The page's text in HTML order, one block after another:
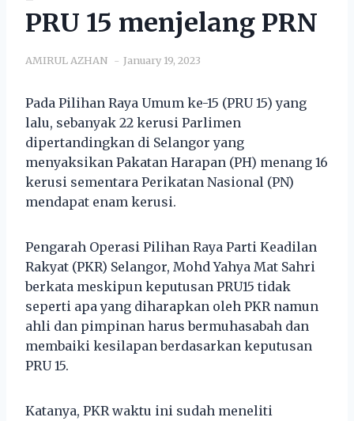
PRU 15 menjelang PRN
AMIRUL AZHAN January 19, 2023
Pada Pilihan Raya Umum ke-15 (PRU 15) yang
lalu, sebanyak 22 kerusi Parlimen
dipertandingkan di Selangor yang
menyaksikan Pakatan Harapan (PH) menang 16
kerusi sementara Perikatan Nasional (PN)
mendapat enam kerusi.
Pengarah Operasi Pilihan Raya Parti Keadilan
Rakyat (PKR) Selangor, Mohd Yahya Mat Sahri
berkata meskipun keputusan PRU15 tidak
seperti apa yang diharapkan oleh PKR namun
ahli dan pimpinan harus bermuhasabah dan
membaiki kesilapan berdasarkan keputusan
PRU 15.
Katanya, PKR waktu ini sudah meneliti